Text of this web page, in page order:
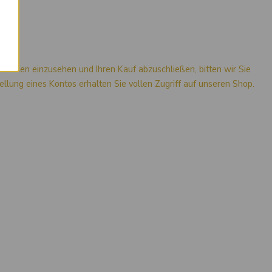
einzusehen und Ihren Kauf abzuschließen, bitten wir Sie
eines Kontos erhalten Sie vollen Zugriff auf unseren Shop.